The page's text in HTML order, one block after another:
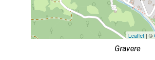
Leaflet| ©
Gravere